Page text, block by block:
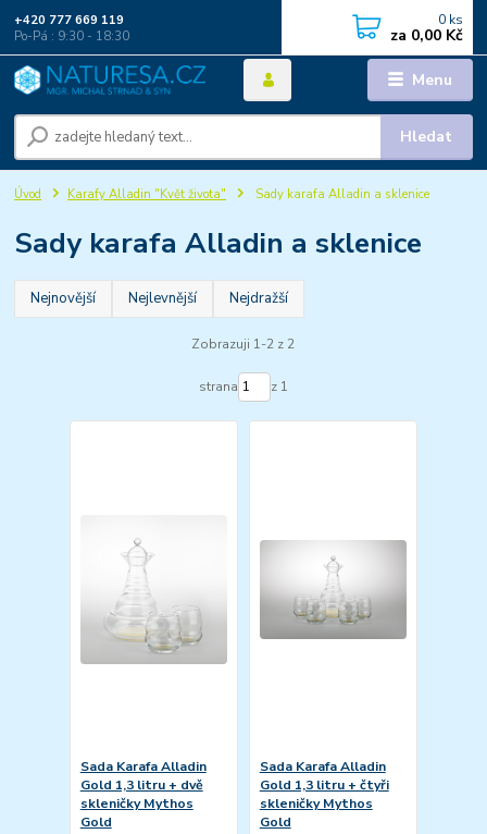
Menu
Hledat
+420 777 669 119
Po-Pá : 9:30 - 18:30
0 ks
za 0,00 Kč
Úvod Karafy Alladin "Květ života" Sady karafa Alladin a sklenice
Sady karafa Alladin a sklenice
Nejnovější Nejlevnější Nejdražší
Zobrazuji 1-2 z 2
strana z 1
Sada Karafa Alladin
Gold 1,3 litru + dvě
skleničky Mythos
Gold
Sada Karafa Alladin
Gold 1,3 litru + čtyři
skleničky Mythos
Gold